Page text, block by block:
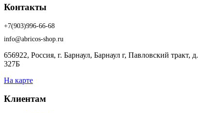
Контакты
+7(903)996-66-68
info@abricos-shop.ru
656922, Россия, г. Барнаул, Барнаул г, Павловский тракт, д.
327Б
На карте
Клиентам